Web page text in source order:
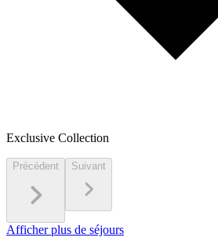
Exclusive Collection
Précédent Suivant
Afficher plus de séjours